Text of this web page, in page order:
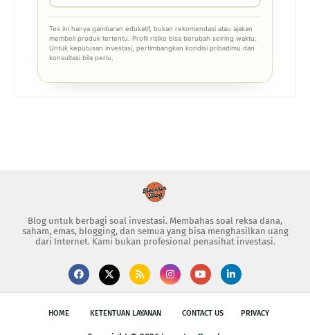
Tes ini hanya gambaran edukatif, bukan rekomendasi atau ajakan
membeli produk tertentu. Profil risiko bisa berubah seiring waktu.
Untuk keputusan investasi, pertimbangkan kondisi pribadimu dan
konsultasi bila perlu.
Blog untuk berbagi soal investasi. Membahas soal reksa dana,
saham, emas, blogging, dan semua yang bisa menghasilkan uang
dari Internet. Kami bukan profesional penasihat investasi.
HOME KETENTUAN LAYANAN CONTACT US PRIVACY